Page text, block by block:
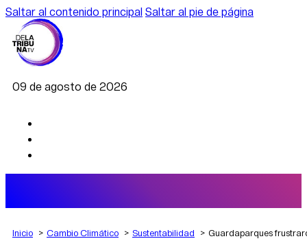
Saltar al contenido principal Saltar al pie de página
09 de agosto de 2026
Inicio Cambio Climático Sustentabilidad Guardaparques